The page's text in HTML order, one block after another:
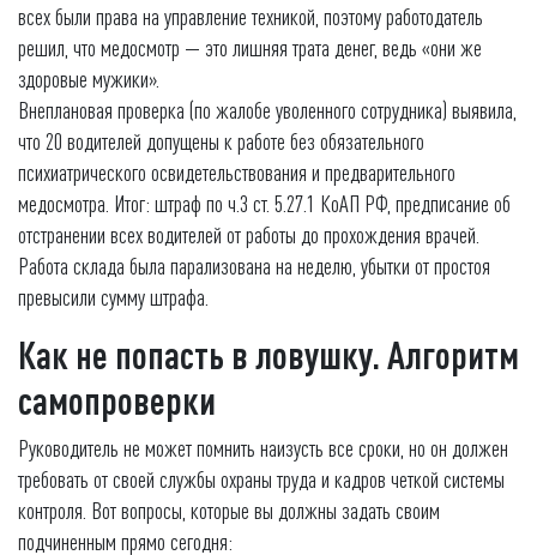
всех были права на управление техникой, поэтому работодатель
решил, что медосмотр — это лишняя трата денег, ведь «они же
здоровые мужики».
Внеплановая проверка (по жалобе уволенного сотрудника) выявила,
что 20 водителей допущены к работе без обязательного
психиатрического освидетельствования и предварительного
медосмотра. Итог: штраф по ч.3 ст. 5.27.1 КоАП РФ, предписание об
отстранении всех водителей от работы до прохождения врачей.
Работа склада была парализована на неделю, убытки от простоя
превысили сумму штрафа.
Как не попасть в ловушку. Алгоритм
самопроверки
Руководитель не может помнить наизусть все сроки, но он должен
требовать от своей службы охраны труда и кадров четкой системы
контроля. Вот вопросы, которые вы должны задать своим
подчиненным прямо сегодня: